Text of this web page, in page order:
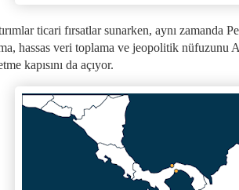
ticari fırsatlar sunarken, aynı zamanda
hassas veri toplama ve jeopolitik nüfuzunu
kapısını da açıyor.